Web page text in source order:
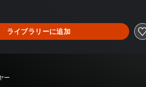
ライブラリーに追加
ー